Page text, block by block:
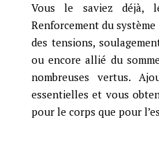
Vous le saviez
Renforcement du
des tensions,
ou encore allié du
nombreuses vertus.
essentielles et vous
pour le corps que pour